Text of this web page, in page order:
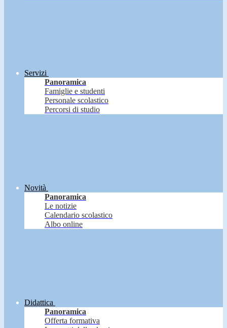
Servizi
Panoramica
Famiglie e studenti
Personale scolastico
Percorsi di studio
Novità
Panoramica
Le notizie
Calendario scolastico
Albo online
Didattica
Panoramica
Offerta formativa